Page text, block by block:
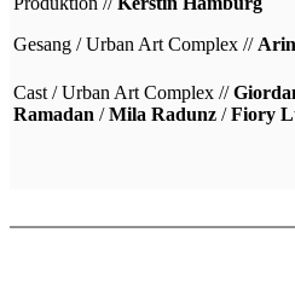
Gesang / Urban Art Complex //
Cast / Urban Art Complex //
Ramadan /Mila Radunz /Fiory